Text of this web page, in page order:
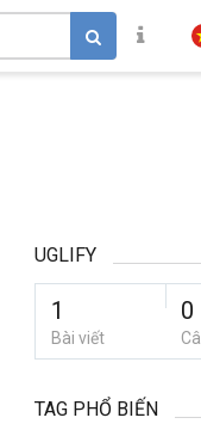
UGLIFY
1
Bài viết
0
TAG PHỔ BIẾN